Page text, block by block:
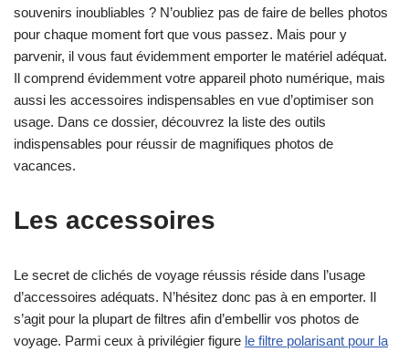
souvenirs inoubliables ? N’oubliez pas de faire de belles photos
pour chaque moment fort que vous passez. Mais pour y
parvenir, il vous faut évidemment emporter le matériel adéquat.
Il comprend évidemment votre appareil photo numérique, mais
aussi les accessoires indispensables en vue d’optimiser son
usage. Dans ce dossier, découvrez la liste des outils
indispensables pour réussir de magnifiques photos de
vacances.
Les accessoires
Le secret de clichés de voyage réussis réside dans l’usage
d’accessoires adéquats. N’hésitez donc pas à en emporter. Il
s’agit pour la plupart de filtres afin d’embellir vos photos de
voyage. Parmi ceux à privilégier figure le filtre polarisant pour la